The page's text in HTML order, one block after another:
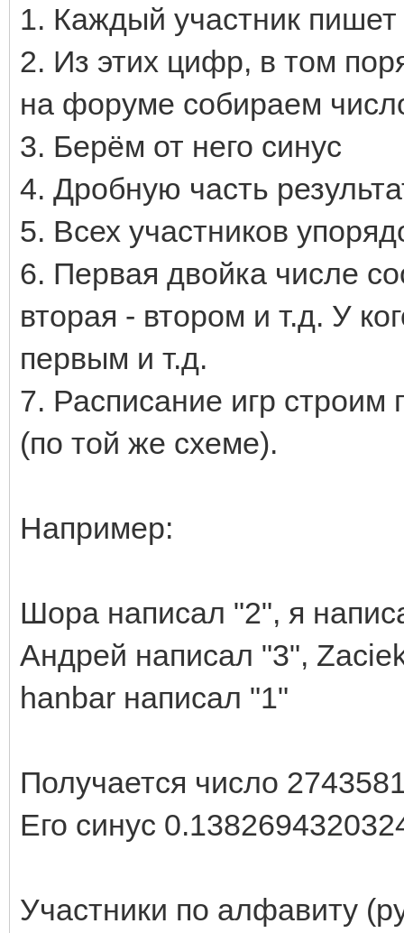
1. Каждый участник
2. Из этих цифр, в том
на форуме собираем
3. Берём от него синус
4. Дробную часть
5. Всех участников
6. Первая двойка числе
вторая - втором и т.д. У
первым и т.д.
7. Расписание игр
(по той же схеме).
Например:
Шора написал "2", я
Андрей написал "3",
hanbar написал "1"
Получается число
Его синус
Участники по алфавиту